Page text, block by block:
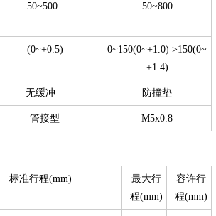
50~500 50~800
(0~+0.5)
0~150(0~+1.0) >150(0~
+1.4)
无缓冲 防撞垫
管接型 M5x0.8
标准行程(mm)
最大行
程(mm)
容许行
程(mm)